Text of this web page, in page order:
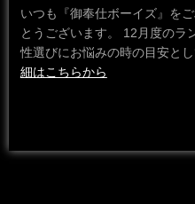
いつも『御奉仕ボーイズ』を
とうございます。 12月度のラ
性選びにお悩みの時の目安と
細はこちらから